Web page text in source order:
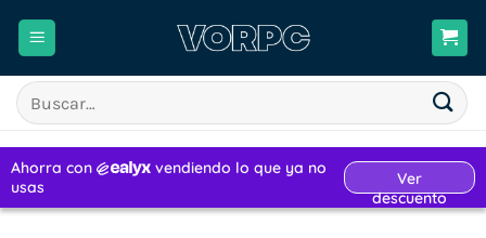
Buscar
por: